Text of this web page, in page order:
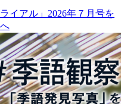
イアル」2026年７月号を